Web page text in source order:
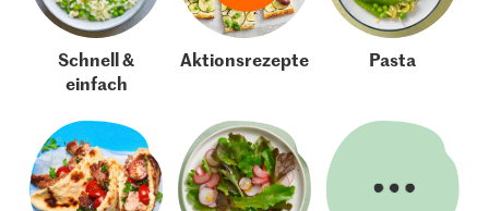
Schnell &
einfach
Aktionsrezepte Pasta